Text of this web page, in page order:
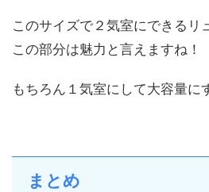
このサイズで２気室にできるリ
この部分は魅力と言えますね！
もちろん１気室にして大容量に
まとめ